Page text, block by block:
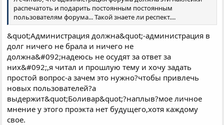
распечатоть и подарить постоянным постоянным
пользователям форума... Такой знаете ли респект....
&quot;Администрация должна&quot;-администрация в
долг ничего не брала и ничего не
должна&#092;надеюсь не осудят за ответ за
них&#092;,я читал и прошлую тему и хочу задать
простой вопрос-а зачем это нужно?чтобы привлечь
новых пользователей?а
выдержит&quot;Боливар&quot;?наплыв?мое личное
мнение у этого проэкта нет будущего,хотя каждому
свое.